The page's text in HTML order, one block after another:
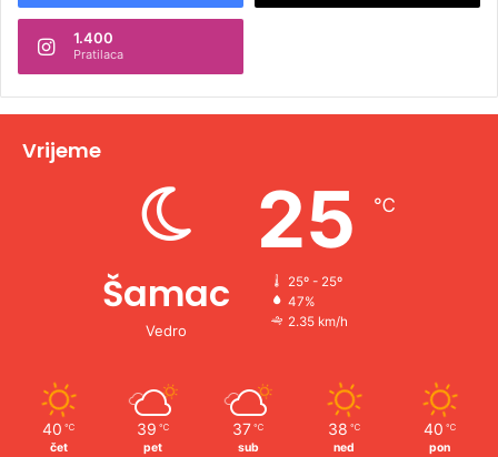
n
t
v
1.400
Pratilaca
Vrijeme
Šamac
Vedro
25 ℃
25º - 25º
47%
2.35 km/h
40 ℃
čet
39 ℃
pet
37 ℃
sub
38 ℃
ned
40 ℃
pon